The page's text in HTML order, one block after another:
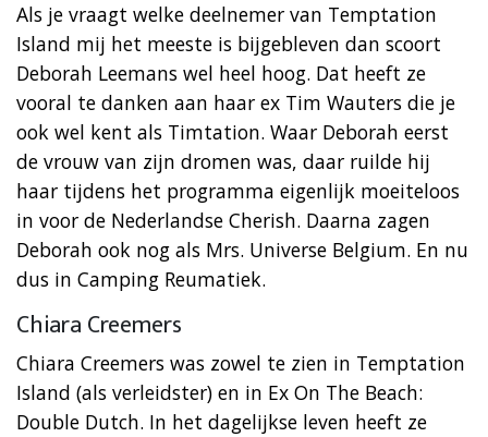
Als je vraagt welke deelnemer van Temptation
Island mij het meeste is bijgebleven dan scoort
Deborah Leemans wel heel hoog. Dat heeft ze
vooral te danken aan haar ex Tim Wauters die je
ook wel kent als Timtation. Waar Deborah eerst
de vrouw van zijn dromen was, daar ruilde hij
haar tijdens het programma eigenlijk moeiteloos
in voor de Nederlandse Cherish. Daarna zagen
Deborah ook nog als Mrs. Universe Belgium. En nu
dus in Camping Reumatiek.
Chiara Creemers
Chiara Creemers was zowel te zien in Temptation
Island (als verleidster) en in Ex On The Beach:
Double Dutch. In het dagelijkse leven heeft ze